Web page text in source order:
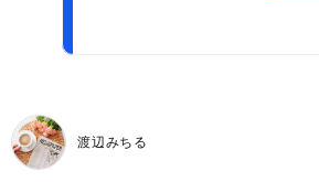
渡辺みちる